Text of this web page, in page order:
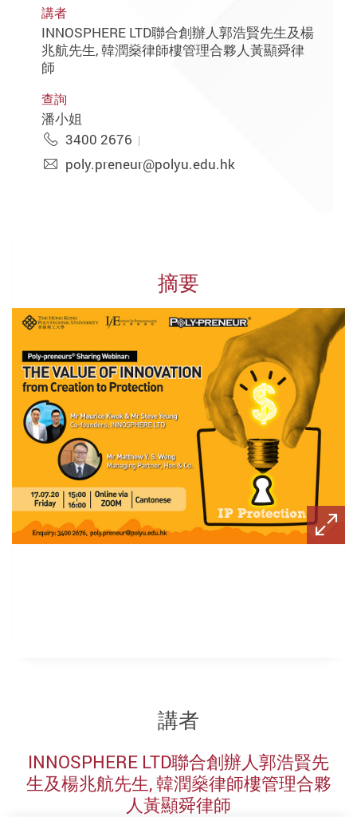
講者
INNOSPHERE LTD聯合創辦人郭浩賢先生及楊
兆航先生, 韓潤燊律師樓管理合夥人黃顯舜律
師
查詢
潘小姐
3400 2676
poly.preneur@polyu.edu.hk
摘要
講者
INNOSPHERE LTD聯合創辦人郭浩賢先
生及楊兆航先生, 韓潤燊律師樓管理合夥
人黃顯舜律師